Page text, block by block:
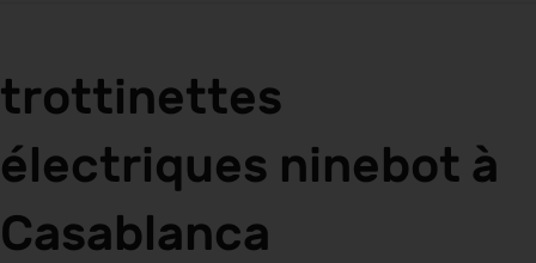
trottinettes
électriques ninebot à
Casablanca